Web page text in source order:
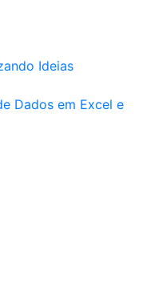
Ideias
Dados em Excel e